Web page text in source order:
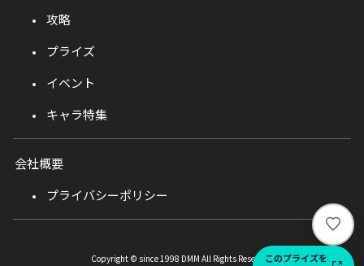
い
い
このプライズを
攻略
プライズ
イベント
キャラ特集
会社概要
プライバシーポリシー
Copyright © since 1998 DMM All Rights Reserved.